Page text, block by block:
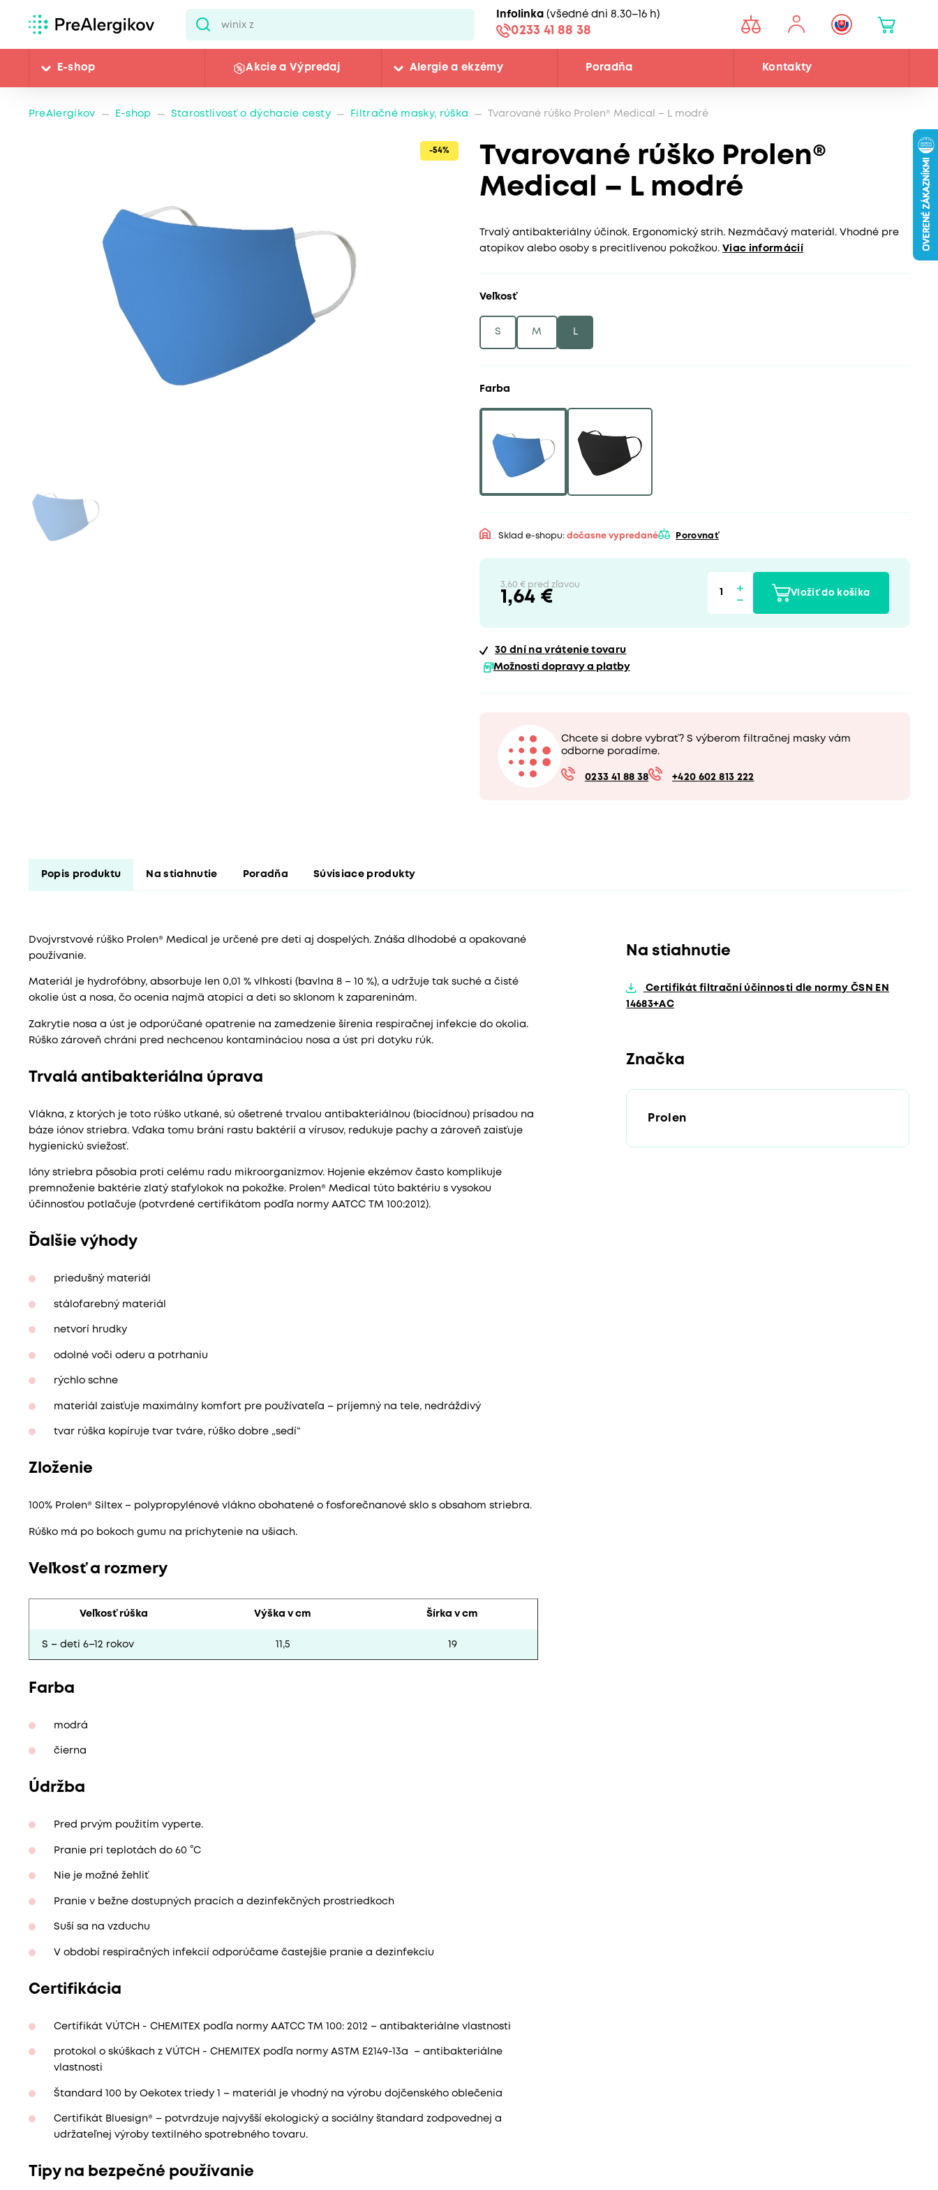
Infolinka (všedné dni 8.30–16 h)
0233 41 88 38
E-shop Akcie a Výpredaj Alergie a ekzémy Poradňa Kontakty
PreAlergikov E-shop Starostlivosť o dýchacie cesty Filtračné masky, rúška Tvarované rúško Prolen® Medical – L modré
Tvarované rúško Prolen®
Medical – L modré
-54%
Trvalý antibakteriálny účinok. Ergonomický strih. Nezmáčavý materiál. Vhodné pre
atopikov alebo osoby s precitlivenou pokožkou. Viac informácií
Veľkosť
S M L
Farba
Sklad e-shopu: dočasne vypredané Porovnať
3,60 € pred zľavou
1,64 € Vložiť do košíka
30 dní na vrátenie tovaru
Možnosti dopravy a platby
Chcete si dobre vybrať? S výberom filtračnej masky vám
odborne poradíme.
0233 41 88 38 +420 602 813 222
Popis produktu Na stiahnutie Poradňa Súvisiace produkty
Dvojvrstvové rúško Prolen® Medical je určené pre deti aj dospelých. Znáša dlhodobé a opakované
používanie.
Materiál je hydrofóbny, absorbuje len 0,01 % vlhkosti (bavlna 8 – 10 %), a udržuje tak suché a čisté
okolie úst a nosa, čo ocenia najmä atopici a deti so sklonom k zapareninám.
Zakrytie nosa a úst je odporúčané opatrenie na zamedzenie šírenia respiračnej infekcie do okolia.
Rúško zároveň chráni pred nechcenou kontamináciou nosa a úst pri dotyku rúk.
Trvalá antibakteriálna úprava
Vlákna, z ktorých je toto rúško utkané, sú ošetrené trvalou antibakteriálnou (biocídnou) prísadou na
báze iónov striebra. Vďaka tomu bráni rastu baktérií a vírusov, redukuje pachy a zároveň zaisťuje
hygienickú sviežosť.
Ióny striebra pôsobia proti celému radu mikroorganizmov. Hojenie ekzémov často komplikuje
premnoženie baktérie zlatý stafylokok na pokožke. Prolen® Medical túto baktériu s vysokou
účinnosťou potlačuje (potvrdené certifikátom podľa normy AATCC TM 100:2012).
Ďalšie výhody
priedušný materiál
stálofarebný materiál
netvorí hrudky
odolné voči oderu a potrhaniu
rýchlo schne
materiál zaisťuje maximálny komfort pre používateľa – príjemný na tele, nedráždivý
tvar rúška kopíruje tvar tváre, rúško dobre „sedí“
Zloženie
100% Prolen® Siltex – polypropylénové vlákno obohatené o fosforečnanové sklo s obsahom striebra.
Rúško má po bokoch gumu na prichytenie na ušiach.
Veľkosť a rozmery
Veľkosť rúška Výška v cm Šírka v cm
S – deti 6–12 rokov 11,5 19
Farba
modrá
čierna
Údržba
Pred prvým použitím vyperte.
Pranie pri teplotách do 60 °C
Nie je možné žehliť
Pranie v bežne dostupných pracích a dezinfekčných prostriedkoch
Suší sa na vzduchu
V období respiračných infekcií odporúčame častejšie pranie a dezinfekciu
Certifikácia
Certifikát VÚTCH - CHEMITEX podľa normy AATCC TM 100: 2012 – antibakteriálne vlastnosti
protokol o skúškach z VÚTCH - CHEMITEX podľa normy ASTM E2149-13a – antibakteriálne
vlastnosti
Štandard 100 by Oekotex triedy 1 – materiál je vhodný na výrobu dojčenského oblečenia
Certifikát Bluesign® – potvrdzuje najvyšší ekologický a sociálny štandard zodpovednej a
udržateľnej výroby textilného spotrebného tovaru.
Tipy na bezpečné používanie
Na stiahnutie
Certifikát filtrační účinnosti dle normy ČSN EN
14683+AC
Značka
Prolen